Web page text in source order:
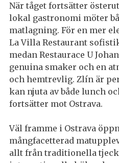
När tåget fortsätter
lokal gastronomi möter
matlagning. För en mer
La Villa Restaurant
medan Restaurace U
genuina smaker och en
och hemtrevlig. Zlín är
kan njuta av både lunch
fortsätter mot Ostrava.
Väl framme i Ostrava
mångfacetterad
allt från traditionella